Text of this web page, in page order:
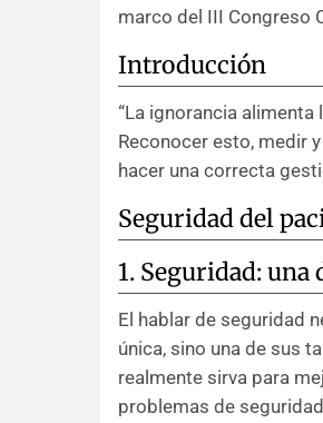
marco del III Congreso
Introducción
“La ignorancia
Reconocer esto, medir
hacer una correcta
Seguridad del
1. Seguridad:
El hablar de seguridad
única, sino una de sus
realmente sirva para
problemas de